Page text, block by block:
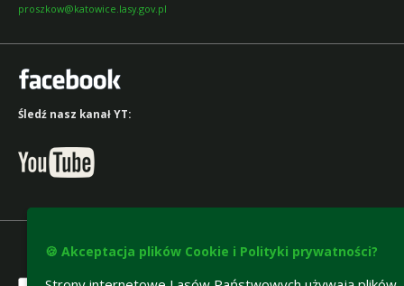
proszkow@katowice.lasy.gov.pl
Śledź nasz kanał YT:
🍪 Akceptacja plików Cookie i Polityki prywatności?